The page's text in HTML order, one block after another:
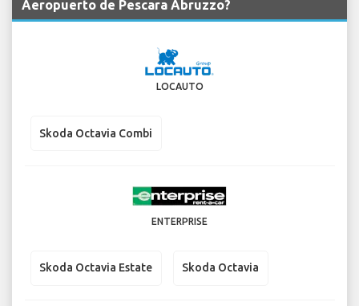
Aeropuerto de Pescara Abruzzo?
LOCAUTO
Skoda Octavia Combi
ENTERPRISE
Skoda Octavia Estate Skoda Octavia